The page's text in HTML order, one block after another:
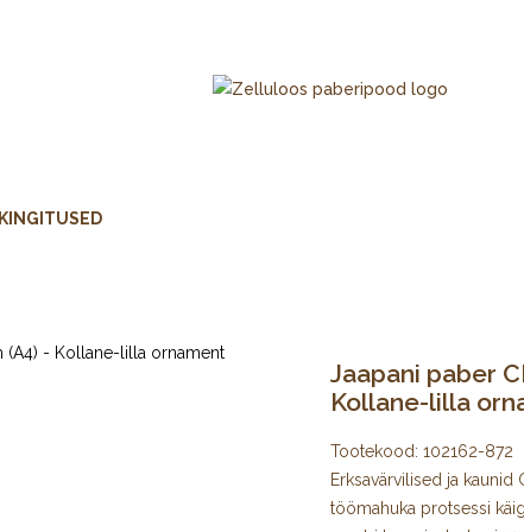
KINGITUSED
Jaapani paber
Kollane-lilla
Tootekood: 102162-872
Erksavärvilised ja
töömahuka protsessi